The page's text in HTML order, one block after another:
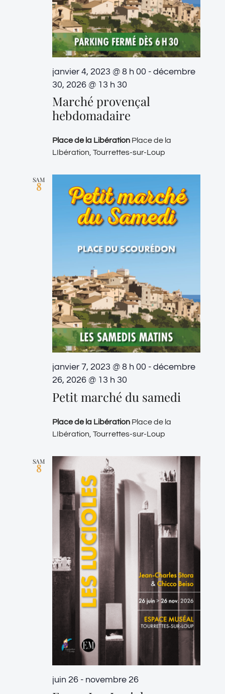
janvier 4, 2023 @ 8 h 00 - décembre
30, 2026 @ 13 h 30
Marché provençal
hebdomadaire
Place de la Libération Place de la
LIbération, Tourrettes-sur-Loup
SAM
8
janvier 7, 2023 @ 8 h 00 - décembre
26, 2026 @ 13 h 30
Petit marché du samedi
Place de la Libération Place de la
LIbération, Tourrettes-sur-Loup
SAM
8
juin 26- novembre 26